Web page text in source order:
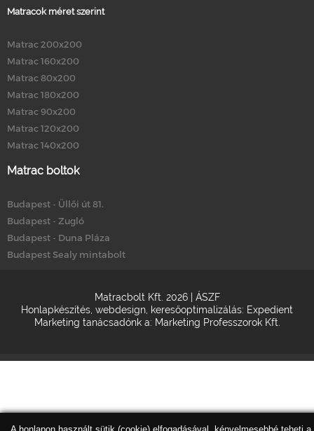
Matracok méret szerint
Matrac 200x200
Matrac 160x200
Matrac 80x200
Matrac 180x200
Matrac 90x200
Matrac 120x200
Matrac 140x200
Matrac boltok
Budapest - Üllői út 81.
Budapest - Zugló
Budapest - Duna Pláza
Budapest Sealy mintabolt
Matracbolt Kft. 2026 | ÁSZF
Honlapkészítés webdesign keresőoptimalizálás: Expedient
Marketing tanácsadónk a: Marketing Professzorok Kft.